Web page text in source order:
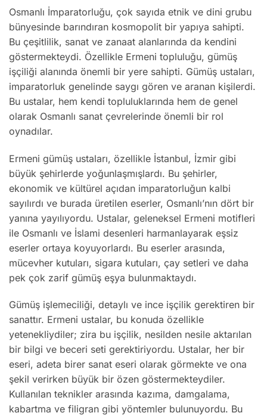
Osmanlı İmparatorluğu, çok sayıda etnik ve dini grubu
bünyesinde barındıran kosmopolit bir yapıya sahipti.
Bu çeşitlilik, sanat ve zanaat alanlarında da kendini
göstermekteydi. Özellikle Ermeni topluluğu, gümüş
işçiliği alanında önemli bir yere sahipti. Gümüş ustaları,
imparatorluk genelinde saygı gören ve aranan kişilerdi.
Bu ustalar, hem kendi topluluklarında hem de genel
olarak Osmanlı sanat çevrelerinde önemli bir rol
oynadılar.
Ermeni gümüş ustaları, özellikle İstanbul, İzmir gibi
büyük şehirlerde yoğunlaşmışlardı. Bu şehirler,
ekonomik ve kültürel açıdan imparatorluğun kalbi
sayılırdı ve burada üretilen eserler, Osmanlı’nın dört bir
yanına yayılıyordu. Ustalar, geleneksel Ermeni motifleri
ile Osmanlı ve İslami desenleri harmanlayarak eşsiz
eserler ortaya koyuyorlardı. Bu eserler arasında,
mücevher kutuları, sigara kutuları, çay setleri ve daha
pek çok zarif gümüş eşya bulunmaktaydı.
Gümüş işlemeciliği, detaylı ve ince işçilik gerektiren bir
sanattır. Ermeni ustalar, bu konuda özellikle
yetenekliydiler; zira bu işçilik, nesilden nesile aktarılan
bir bilgi ve beceri seti gerektiriyordu. Ustalar, her bir
eseri, adeta birer sanat eseri olarak görmekte ve ona
şekil verirken büyük bir özen göstermekteydiler.
Kullanılan teknikler arasında kazıma, damgalama,
kabartma ve filigran gibi yöntemler bulunuyordu. Bu